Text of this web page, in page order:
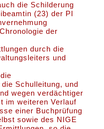
die Schilderung
(23) der PI
der
durch die
und
Schulleitung, und
wegen verdächtiger
im weiteren Verlauf
einer Buchprüfung
sowie des NIGE